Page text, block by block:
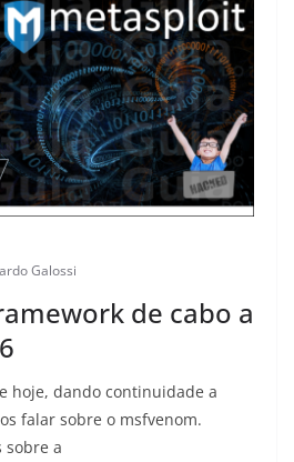
Galossi
de cabo a
hoje, dando continuidade a
falar sobre o msfvenom.
sobre a